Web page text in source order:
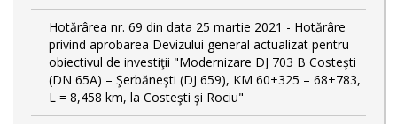
Hotărârea nr. 69 din data 25 martie 2021 - Hotărâre
privind aprobarea Devizului general actualizat pentru
obiectivul de investiţii "Modernizare DJ 703 B Costeşti
(DN 65A) – Şerbăneşti (DJ 659), KM 60+325 – 68+783,
L = 8,458 km, la Costeşti şi Rociu"